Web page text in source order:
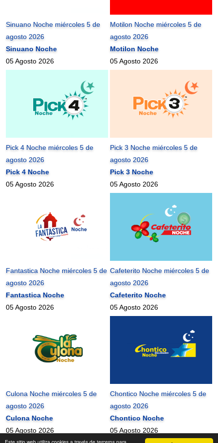
Sinuano Noche miércoles 5 de
agosto 2026
Sinuano Noche
05 Agosto 2026
Motilon Noche miércoles 5 de
agosto 2026
Motilon Noche
05 Agosto 2026
Pick 4 Noche miércoles 5 de
agosto 2026
Pick 4 Noche
05 Agosto 2026
Pick 3 Noche miércoles 5 de
agosto 2026
Pick 3 Noche
05 Agosto 2026
Fantastica Noche miércoles 5 de
agosto 2026
Fantastica Noche
05 Agosto 2026
Cafeterito Noche miércoles 5 de
agosto 2026
Cafeterito Noche
05 Agosto 2026
Culona Noche miércoles 5 de
agosto 2026
Culona Noche
05 Agosto 2026
Chontico Noche miércoles 5 de
agosto 2026
Chontico Noche
05 Agosto 2026